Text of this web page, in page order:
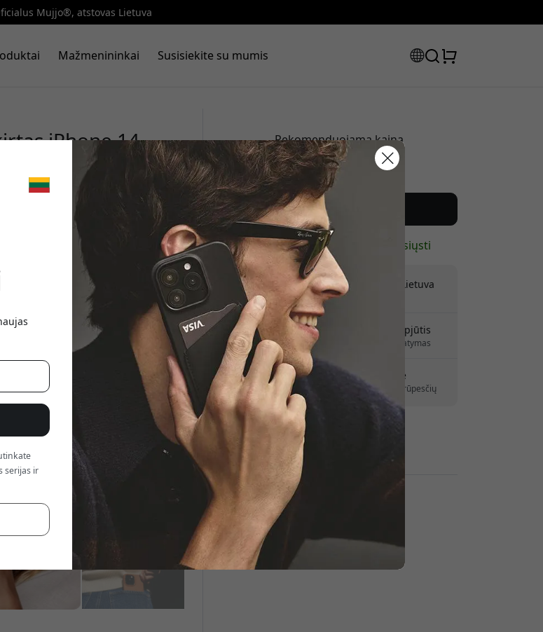
Mujjo®, atstovas Lietuva
Mažmenininkai Susisiekite su mumis
iPhone 14 –
ekologiškos odos
Rekomenduojama kaina
29.99 EUR
Pirkti dabar
Yra sandėlyje – paruošta išsiųsti
Pristatymas 9.99 EUR į Lietuva
Jokių paslėptų mokesčių
Pristatymas 10-12 rugpjūtis
Greitas ir atsekamas pristatymas
30 dienų grąžinimo teisė
Paprastas grąžinimas – jokių rūpesčių
Saugūs mokėjimai su šifravimu
serijas ir
🎉 Jūsų nuolaidos kodas:
Norėdami gauti 8% nuolaidą, naudokite šį kodą
atsiskaitydami.